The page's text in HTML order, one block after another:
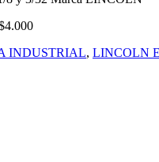
INDUSTRIAL, LINCOLN